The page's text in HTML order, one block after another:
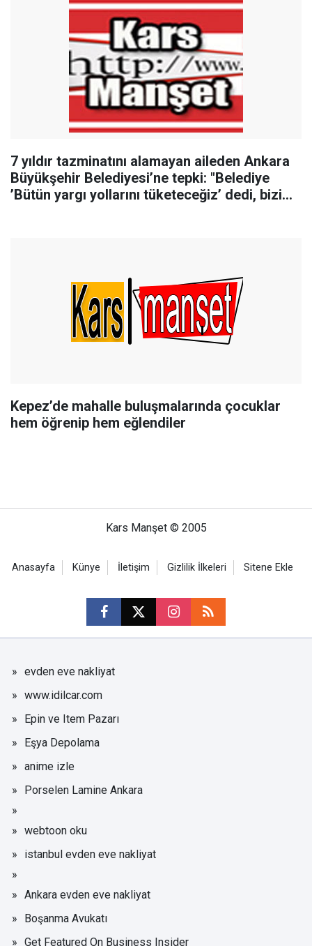
7 yıldır tazminatını alamayan aileden Ankara
Büyükşehir Belediyesi’ne tepki: "Belediye
’Bütün yargı yollarını tüketeceğiz’ dedi, bizi
Kepez’de mahalle buluşmalarında çocuklar
hem öğrenip hem eğlendiler
Kars Manşet © 2005
Anasayfa Künye İletişim Gizlilik İlkeleri Sitene Ekle
evden eve nakliyat
www.idilcar.com
Epin ve Item Pazarı
Eşya Depolama
anime izle
Porselen Lamine Ankara
webtoon oku
istanbul evden eve nakliyat
Ankara evden eve nakliyat
Boşanma Avukatı
Get Featured On Business Insider